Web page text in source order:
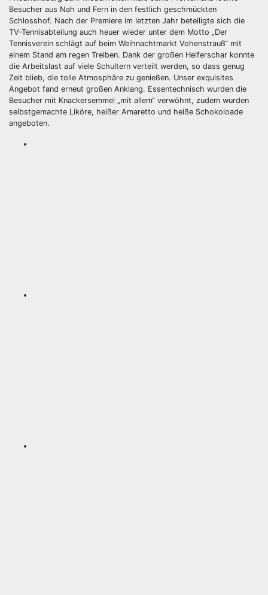
Besucher aus Nah und Fern in den festlich geschmückten
Schlosshof. Nach der Premiere im letzten Jahr beteiligte sich die
TV-Tennisabteilung auch heuer wieder unter dem Motto „Der
Tennisverein schlägt auf beim Weihnachtmarkt Vohenstrauß“ mit
einem Stand am regen Treiben. Dank der großen Helferschar konnte
die Arbeitslast auf viele Schultern verteilt werden, so dass genug
Zeit blieb, die tolle Atmosphäre zu genießen. Unser exquisites
Angebot fand erneut großen Anklang. Essentechnisch wurden die
Besucher mit Knackersemmel „mit allem“ verwöhnt, zudem wurden
selbstgemachte Liköre, heißer Amaretto und heiße Schokoloade
angeboten.